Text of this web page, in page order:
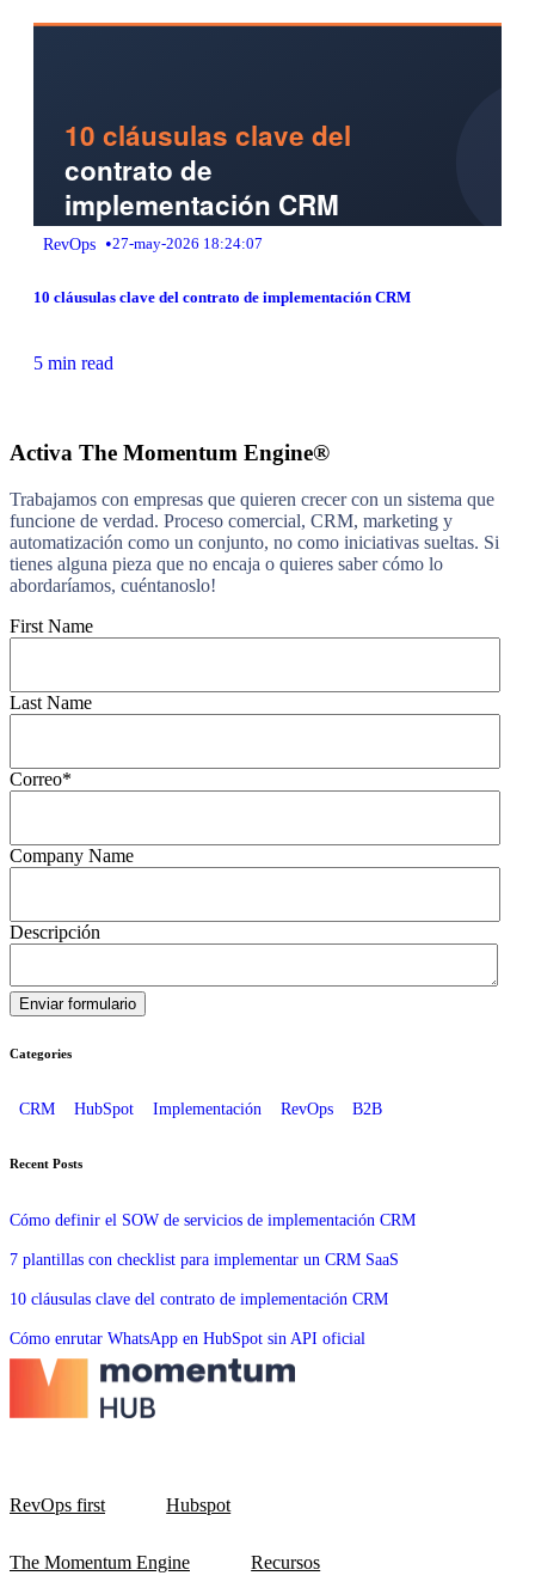
RevOps •27-may-2026 18:24:07
10 cláusulas clave del contrato de implementación CRM
5 min read
Activa The Momentum Engine®
Trabajamos con empresas que quieren crecer con un sistema que
funcione de verdad. Proceso comercial, CRM, marketing y
automatización como un conjunto, no como iniciativas sueltas. Si
tienes alguna pieza que no encaja o quieres saber cómo lo
abordaríamos, cuéntanoslo!
First Name
Last Name
Correo*
Company Name
Descripción
Categories
CRM HubSpot Implementación RevOps B2B
Recent Posts
Cómo definir el SOW de servicios de implementación CRM
7 plantillas con checklist para implementar un CRM SaaS
10 cláusulas clave del contrato de implementación CRM
Cómo enrutar WhatsApp en HubSpot sin API oficial
RevOps first Hubspot
The Momentum Engine Recursos